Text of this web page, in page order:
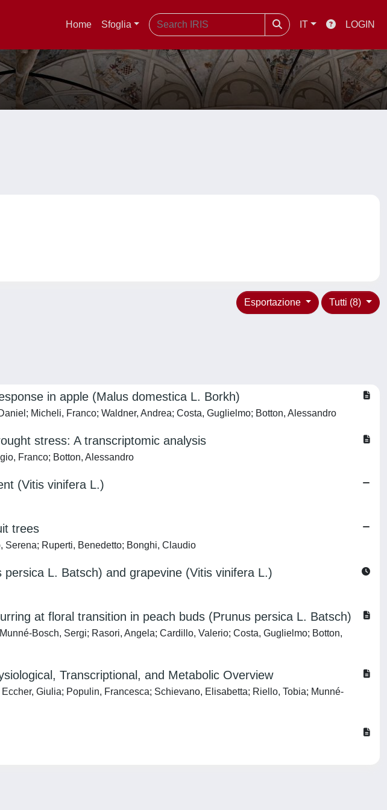
Home Sfoglia IT LOGIN
Tutti (8)
Esportazione
in apple (Malus domestica L. Borkh)
Micheli, Franco; Waldner, Andrea; Costa, Guglielmo; Botton, Alessandro
stress: A transcriptomic analysis
Franco; Botton, Alessandro
(Vitis vinifera L.)
trees
Serena; Ruperti, Benedetto; Bonghi, Claudio
L. Batsch) and grapevine (Vitis vinifera L.)
at floral transition in peach buds (Prunus persica L. Batsch)
Bosch, Sergi; Rasori, Angela; Cardillo, Valerio; Costa, Guglielmo; Botton,
Transcriptional, and Metabolic Overview
Giulia; Populin, Francesca; Schievano, Elisabetta; Riello, Tobia; Munné-